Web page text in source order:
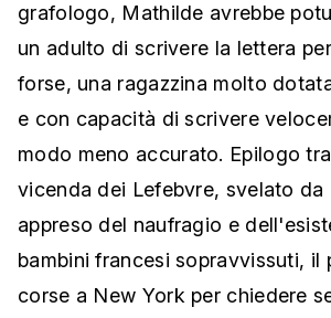
grafologo, Mathilde avrebbe
un adulto di scrivere la lettera
forse, una ragazzina molto
e con capacità di scrivere
modo meno accurato. Epilogo
vicenda dei Lefebvre, svelato da
appreso del naufragio e
bambini francesi sopravvissuti, il
corse a New York per chiedere